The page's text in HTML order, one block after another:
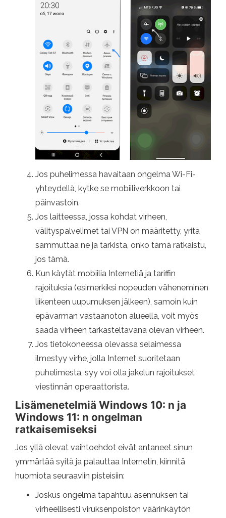
Jos puhelimessa havaitaan ongelma Wi-Fi-
yhteydellä, kytke se mobiiliverkkoon tai
päinvastoin.
Jos laitteessa, jossa kohdat virheen,
välityspalvelimet tai VPN on määritetty, yritä
sammuttaa ne ja tarkista, onko tämä ratkaistu,
jos tämä.
Kun käytät mobiilia Internetiä ja tariffin
rajoituksia (esimerkiksi nopeuden väheneminen
liikenteen uupumuksen jälkeen), samoin kuin
epävarman vastaanoton alueella, voit myös
saada virheen tarkasteltavana olevan virheen.
Jos tietokoneessa olevassa selaimessa
ilmestyy virhe, jolla Internet suoritetaan
puhelimesta, syy voi olla jakelun rajoitukset
viestinnän operaattorista.
Lisämenetelmiä Windows 10: n ja
Windows 11: n ongelman
ratkaisemiseksi
Jos yllä olevat vaihtoehdot eivät antaneet sinun
ymmärtää syitä ja palauttaa Internetin, kiinnitä
huomiota seuraaviin pisteisiin:
Joskus ongelma tapahtuu asennuksen tai
virheellisesti viruksenpoiston väärinkäytön